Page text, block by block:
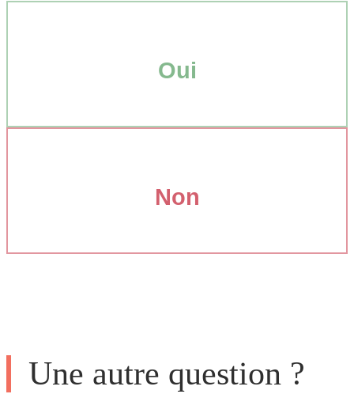
Oui
Non
Une autre question ?